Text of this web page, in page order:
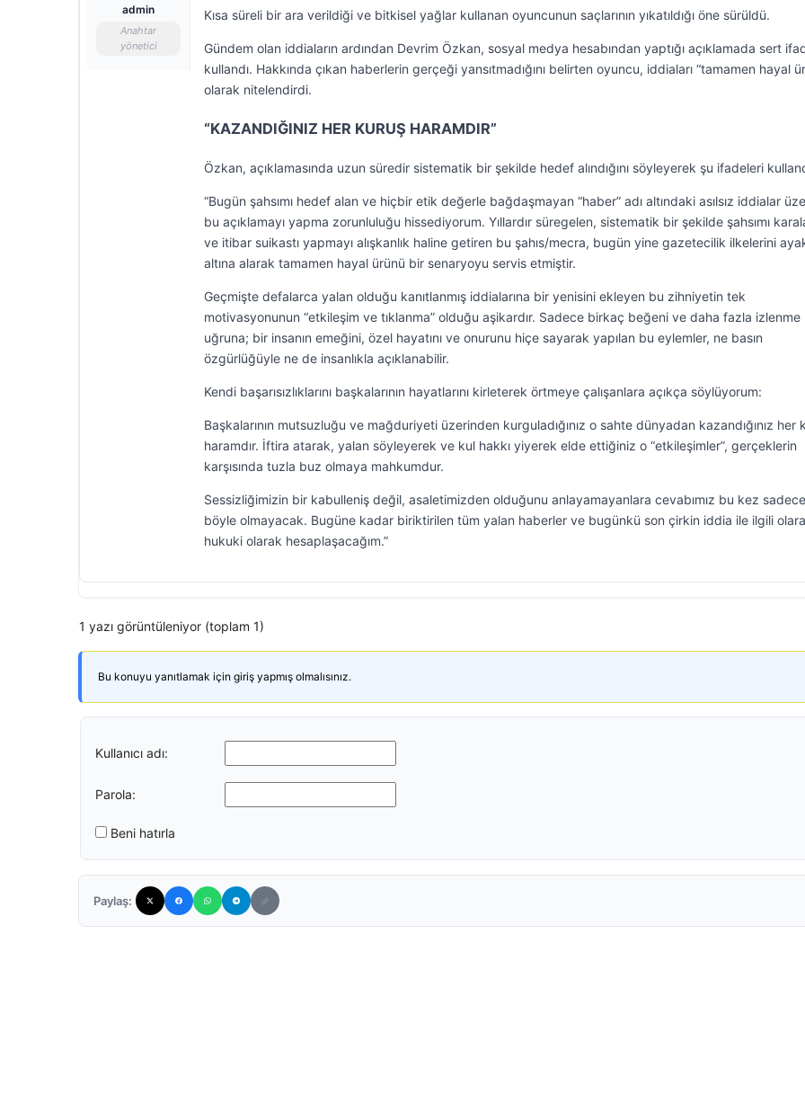
admin
Anahtar
yönetici
Kısa süreli bir ara verildiği ve bitkisel yağlar kullanan oyuncunun saçlarının yıkatıldığı öne sürüldü.
Gündem olan iddiaların ardından Devrim Özkan, sosyal medya hesabından yaptığı açıklamada sert
kullandı. Hakkında çıkan haberlerin gerçeği yansıtmadığını belirten oyuncu, iddiaları “tamamen hayal
olarak nitelendirdi.
“KAZANDIĞINIZ HER KURUŞ HARAMDIR”
Özkan, açıklamasında uzun süredir sistematik bir şekilde hedef alındığını söyleyerek şu ifadeleri
“Bugün şahsımı hedef alan ve hiçbir etik değerle bağdaşmayan “haber” adı altındaki asılsız iddialar
bu açıklamayı yapma zorunluluğu hissediyorum. Yıllardır süregelen, sistematik bir şekilde şahsımı
ve itibar suikastı yapmayı alışkanlık haline getiren bu şahıs/mecra, bugün yine gazetecilik ilkelerini
altına alarak tamamen hayal ürünü bir senaryoyu servis etmiştir.
Geçmişte defalarca yalan olduğu kanıtlanmış iddialarına bir yenisini ekleyen bu zihniyetin tek
motivasyonunun “etkileşim ve tıklanma” olduğu aşikardır. Sadece birkaç beğeni ve daha fazla izlenme
uğruna; bir insanın emeğini, özel hayatını ve onurunu hiçe sayarak yapılan bu eylemler, ne basın
özgürlüğüyle ne de insanlıkla açıklanabilir.
Kendi başarısızlıklarını başkalarının hayatlarını kirleterek örtmeye çalışanlara açıkça söylüyorum:
Başkalarının mutsuzluğu ve mağduriyeti üzerinden kurguladığınız o sahte dünyadan kazandığınız her
haramdır. İftira atarak, yalan söyleyerek ve kul hakkı yiyerek elde ettiğiniz o “etkileşimler”, gerçeklerin
karşısında tuzla buz olmaya mahkumdur.
Sessizliğimizin bir kabulleniş değil, asaletimizden olduğunu anlayamayanlara cevabımız bu kez sadece
böyle olmayacak. Bugüne kadar biriktirilen tüm yalan haberler ve bugünkü son çirkin iddia ile ilgili
hukuki olarak hesaplaşacağım.”
1 yazı görüntüleniyor (toplam 1)
Bu konuyu yanıtlamak için giriş yapmış olmalısınız.
Kullanıcı adı:
Parola:
Beni hatırla
Paylaş: